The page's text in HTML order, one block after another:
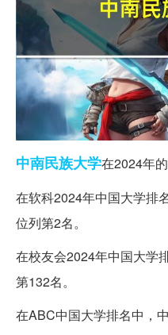
中南民族大学在2024年
在软科2024年中国大学排
位列第2名。
在校友会2024年中国大学
第132名。
在ABC中国大学排名中，